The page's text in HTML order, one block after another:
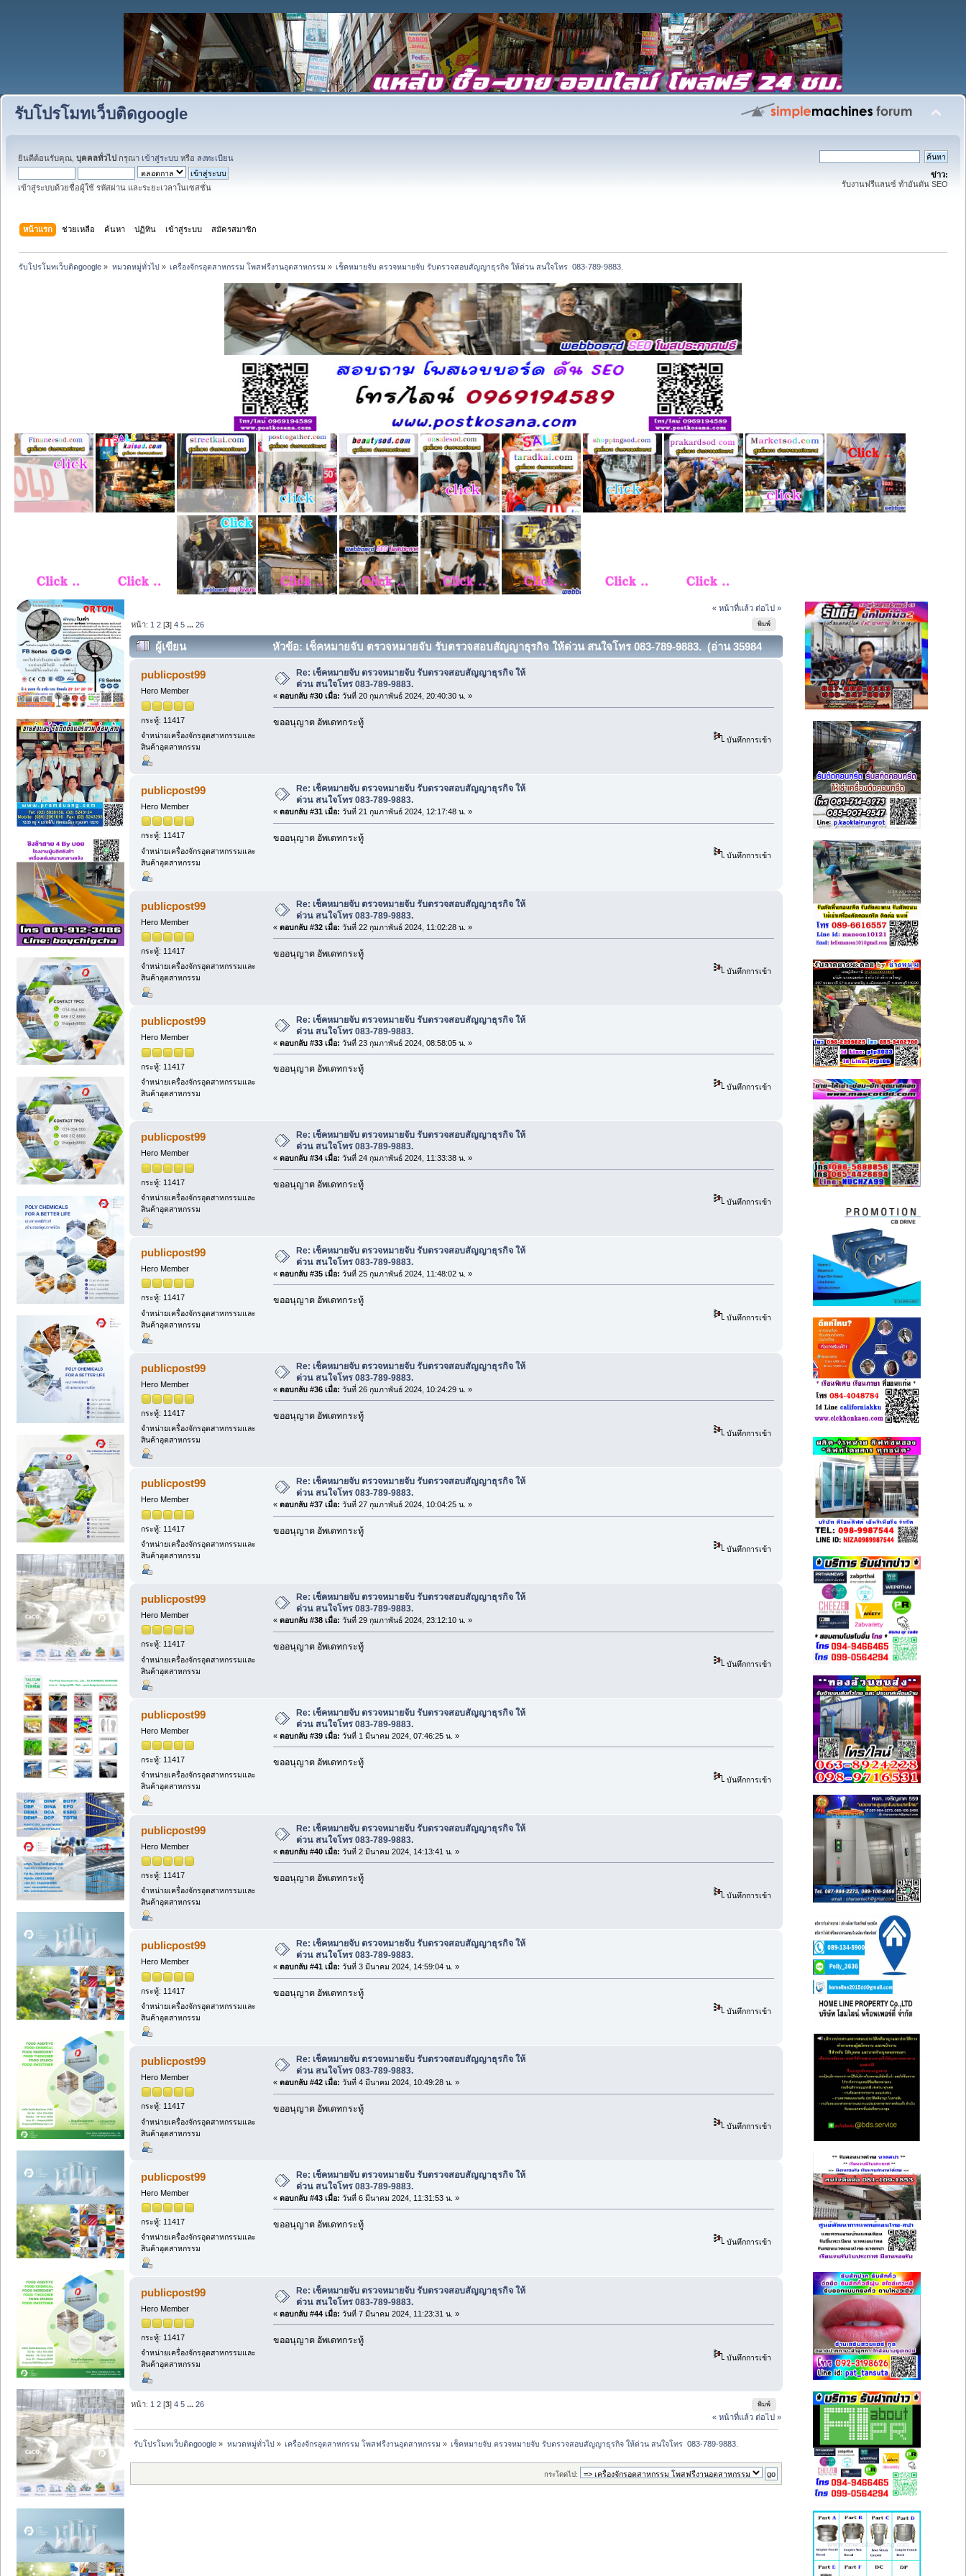
รับโปรโมทเว็บติดgoogle
ยินดีต้อนรับคุณ, บุคคลทั่วไป กรุณา เข้าสู่ระบบ หรือ ลงทะเบียน
เข้าสู่ระบบด้วยชื่อผู้ใช้ รหัสผ่าน และระยะเวลาในเซสชั่น
ข่าว:
รับงานฟรีแลนซ์ ทำอันดัน SEO
หน้าแรก ช่วยเหลือ ค้นหา ปฏิทิน เข้าสู่ระบบ สมัครสมาชิก
รับโปรโมทเว็บติดgoogle » หมวดหมู่ทั่วไป» เครื่องจักรอุตสาหกรรม โพสฟรีงานอุตสาหกรรม » เช็คหมายจับ ตรวจหมายจับ รับตรวจสอบสัญญาธุรกิจ ให้ด่วน สนใจโทร  083-789-9883.
« หน้าที่แล้ว ต่อไป »
พิมพ์
หน้า: 1 2 [3]4 5 ...26
ผู้เขียน
หัวข้อ: เช็คหมายจับ ตรวจหมายจับ รับตรวจสอบสัญญาธุรกิจ ให้ด่วน สนใจโทร 083-789-9883. (อ่าน 35984
ครั้ง)
publicpost99
Hero Member
กระทู้: 11417
จำหน่ายเครื่องจักรอุตสาหกรรมและ
สินค้าอุตสาหกรรม
Re: เช็คหมายจับ ตรวจหมายจับ รับตรวจสอบสัญญาธุรกิจ ให้
ด่วน สนใจโทร 083-789-9883.
« ตอบกลับ #30 เมื่อ: วันที่ 20 กุมภาพันธ์ 2024, 20:40:30 น. »
ขออนุญาต อัพเดทกระทู้
บันทึกการเข้า
publicpost99
Hero Member
กระทู้: 11417
จำหน่ายเครื่องจักรอุตสาหกรรมและ
สินค้าอุตสาหกรรม
Re: เช็คหมายจับ ตรวจหมายจับ รับตรวจสอบสัญญาธุรกิจ ให้
ด่วน สนใจโทร 083-789-9883.
« ตอบกลับ #31 เมื่อ: วันที่ 21 กุมภาพันธ์ 2024, 12:17:48 น. »
ขออนุญาต อัพเดทกระทู้
บันทึกการเข้า
publicpost99
Hero Member
กระทู้: 11417
จำหน่ายเครื่องจักรอุตสาหกรรมและ
สินค้าอุตสาหกรรม
Re: เช็คหมายจับ ตรวจหมายจับ รับตรวจสอบสัญญาธุรกิจ ให้
ด่วน สนใจโทร 083-789-9883.
« ตอบกลับ #32 เมื่อ: วันที่ 22 กุมภาพันธ์ 2024, 11:02:28 น. »
ขออนุญาต อัพเดทกระทู้
บันทึกการเข้า
publicpost99
Hero Member
กระทู้: 11417
จำหน่ายเครื่องจักรอุตสาหกรรมและ
สินค้าอุตสาหกรรม
Re: เช็คหมายจับ ตรวจหมายจับ รับตรวจสอบสัญญาธุรกิจ ให้
ด่วน สนใจโทร 083-789-9883.
« ตอบกลับ #33 เมื่อ: วันที่ 23 กุมภาพันธ์ 2024, 08:58:05 น. »
ขออนุญาต อัพเดทกระทู้
บันทึกการเข้า
publicpost99
Hero Member
กระทู้: 11417
จำหน่ายเครื่องจักรอุตสาหกรรมและ
สินค้าอุตสาหกรรม
Re: เช็คหมายจับ ตรวจหมายจับ รับตรวจสอบสัญญาธุรกิจ ให้
ด่วน สนใจโทร 083-789-9883.
« ตอบกลับ #34 เมื่อ: วันที่ 24 กุมภาพันธ์ 2024, 11:33:38 น. »
ขออนุญาต อัพเดทกระทู้
บันทึกการเข้า
publicpost99
Hero Member
กระทู้: 11417
จำหน่ายเครื่องจักรอุตสาหกรรมและ
สินค้าอุตสาหกรรม
Re: เช็คหมายจับ ตรวจหมายจับ รับตรวจสอบสัญญาธุรกิจ ให้
ด่วน สนใจโทร 083-789-9883.
« ตอบกลับ #35 เมื่อ: วันที่ 25 กุมภาพันธ์ 2024, 11:48:02 น. »
ขออนุญาต อัพเดทกระทู้
บันทึกการเข้า
publicpost99
Hero Member
กระทู้: 11417
จำหน่ายเครื่องจักรอุตสาหกรรมและ
สินค้าอุตสาหกรรม
Re: เช็คหมายจับ ตรวจหมายจับ รับตรวจสอบสัญญาธุรกิจ ให้
ด่วน สนใจโทร 083-789-9883.
« ตอบกลับ #36 เมื่อ: วันที่ 26 กุมภาพันธ์ 2024, 10:24:29 น. »
ขออนุญาต อัพเดทกระทู้
บันทึกการเข้า
publicpost99
Hero Member
กระทู้: 11417
จำหน่ายเครื่องจักรอุตสาหกรรมและ
สินค้าอุตสาหกรรม
Re: เช็คหมายจับ ตรวจหมายจับ รับตรวจสอบสัญญาธุรกิจ ให้
ด่วน สนใจโทร 083-789-9883.
« ตอบกลับ #37 เมื่อ: วันที่ 27 กุมภาพันธ์ 2024, 10:04:25 น. »
ขออนุญาต อัพเดทกระทู้
บันทึกการเข้า
publicpost99
Hero Member
กระทู้: 11417
จำหน่ายเครื่องจักรอุตสาหกรรมและ
สินค้าอุตสาหกรรม
Re: เช็คหมายจับ ตรวจหมายจับ รับตรวจสอบสัญญาธุรกิจ ให้
ด่วน สนใจโทร 083-789-9883.
« ตอบกลับ #38 เมื่อ: วันที่ 29 กุมภาพันธ์ 2024, 23:12:10 น. »
ขออนุญาต อัพเดทกระทู้
บันทึกการเข้า
publicpost99
Hero Member
กระทู้: 11417
จำหน่ายเครื่องจักรอุตสาหกรรมและ
สินค้าอุตสาหกรรม
Re: เช็คหมายจับ ตรวจหมายจับ รับตรวจสอบสัญญาธุรกิจ ให้
ด่วน สนใจโทร 083-789-9883.
« ตอบกลับ #39 เมื่อ: วันที่ 1 มีนาคม 2024, 07:46:25 น. »
ขออนุญาต อัพเดทกระทู้
บันทึกการเข้า
publicpost99
Hero Member
กระทู้: 11417
จำหน่ายเครื่องจักรอุตสาหกรรมและ
สินค้าอุตสาหกรรม
Re: เช็คหมายจับ ตรวจหมายจับ รับตรวจสอบสัญญาธุรกิจ ให้
ด่วน สนใจโทร 083-789-9883.
« ตอบกลับ #40 เมื่อ: วันที่ 2 มีนาคม 2024, 14:13:41 น. »
ขออนุญาต อัพเดทกระทู้
บันทึกการเข้า
publicpost99
Hero Member
กระทู้: 11417
จำหน่ายเครื่องจักรอุตสาหกรรมและ
สินค้าอุตสาหกรรม
Re: เช็คหมายจับ ตรวจหมายจับ รับตรวจสอบสัญญาธุรกิจ ให้
ด่วน สนใจโทร 083-789-9883.
« ตอบกลับ #41 เมื่อ: วันที่ 3 มีนาคม 2024, 14:59:04 น. »
ขออนุญาต อัพเดทกระทู้
บันทึกการเข้า
publicpost99
Hero Member
กระทู้: 11417
จำหน่ายเครื่องจักรอุตสาหกรรมและ
สินค้าอุตสาหกรรม
Re: เช็คหมายจับ ตรวจหมายจับ รับตรวจสอบสัญญาธุรกิจ ให้
ด่วน สนใจโทร 083-789-9883.
« ตอบกลับ #42 เมื่อ: วันที่ 4 มีนาคม 2024, 10:49:28 น. »
ขออนุญาต อัพเดทกระทู้
บันทึกการเข้า
publicpost99
Hero Member
กระทู้: 11417
จำหน่ายเครื่องจักรอุตสาหกรรมและ
สินค้าอุตสาหกรรม
Re: เช็คหมายจับ ตรวจหมายจับ รับตรวจสอบสัญญาธุรกิจ ให้
ด่วน สนใจโทร 083-789-9883.
« ตอบกลับ #43 เมื่อ: วันที่ 6 มีนาคม 2024, 11:31:53 น. »
ขออนุญาต อัพเดทกระทู้
บันทึกการเข้า
publicpost99
Hero Member
กระทู้: 11417
จำหน่ายเครื่องจักรอุตสาหกรรมและ
สินค้าอุตสาหกรรม
Re: เช็คหมายจับ ตรวจหมายจับ รับตรวจสอบสัญญาธุรกิจ ให้
ด่วน สนใจโทร 083-789-9883.
« ตอบกลับ #44 เมื่อ: วันที่ 7 มีนาคม 2024, 11:23:31 น. »
ขออนุญาต อัพเดทกระทู้
บันทึกการเข้า
พิมพ์
หน้า: 1 2 [3]4 5 ...26
« หน้าที่แล้ว ต่อไป »
รับโปรโมทเว็บติดgoogle » หมวดหมู่ทั่วไป » เครื่องจักรอุตสาหกรรม โพสฟรีงานอุตสาหกรรม » เช็คหมายจับ ตรวจหมายจับ รับตรวจสอบสัญญาธุรกิจ ให้ด่วน สนใจโทร  083-789-9883.
กระโดดไป: